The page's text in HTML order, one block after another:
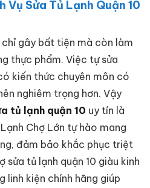
Vụ Sửa Tủ Lạnh Quận 10
gây bất tiện mà còn làm
thực phẩm. Việc tự sửa
kiến thức chuyên môn có
nghiêm trọng hơn. Vậy
tủ lạnh quận 10 uy tín là
Chợ Lớn tự hào mang
đảm bảo khắc phục triệt
sửa tủ lạnh quận 10 giàu kinh
linh kiện chính hãng giúp